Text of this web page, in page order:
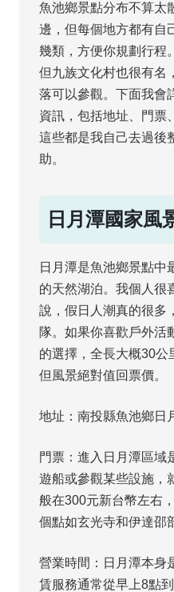
魚池鄉景點分布不算太
邊，但每個地方都有自
幾類，方便你規劃行程
但九族文化村也很有名
落可以參觀。下面我會
資訊，包括地址、門票
這些都是我自己去過後
助。
日月潭國家風
日月潭是魚池鄉景點中
的天然湖泊。我個人很
說，假日人潮真的很多
隊。如果你喜歡戶外活
的選擇，全長大概30公
但風景絕對值回票價。
地址：南投縣魚池鄉日
門票：進入日月潭區域
遊船或參觀某些設施，
般在300元新台幣左右
個點如玄光寺和伊達邵
營業時間：日月潭本身
賃服務通常從早上8點